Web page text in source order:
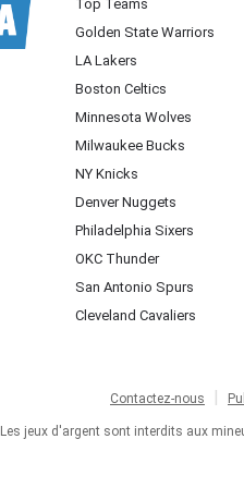
Top Teams
Golden State Warriors
LA Lakers
Boston Celtics
Minnesota Wolves
Milwaukee Bucks
NY Knicks
Denver Nuggets
Philadelphia Sixers
OKC Thunder
San Antonio Spurs
Cleveland Cavaliers
Contactez-nous
jeux d'argent sont interdits aux